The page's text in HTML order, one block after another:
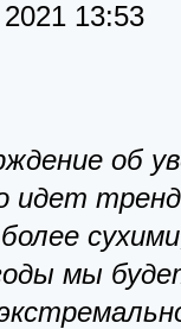
13:53
об
идет
мы